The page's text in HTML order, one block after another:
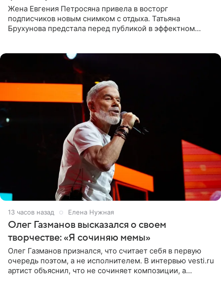
Жена Евгения Петросяна привела в восторг
подписчиков новым снимком с отдыха. Татьяна
Брухунова предстала перед публикой в эффектном
13 часов назад Елена Нужная
Олег Газманов высказался о своем
творчестве: «Я сочиняю мемы»
Олег Газманов признался, что считает себя в первую
очередь поэтом, а не исполнителем. В интервью vesti.ru
артист объяснил, что не сочиняет композиции, а